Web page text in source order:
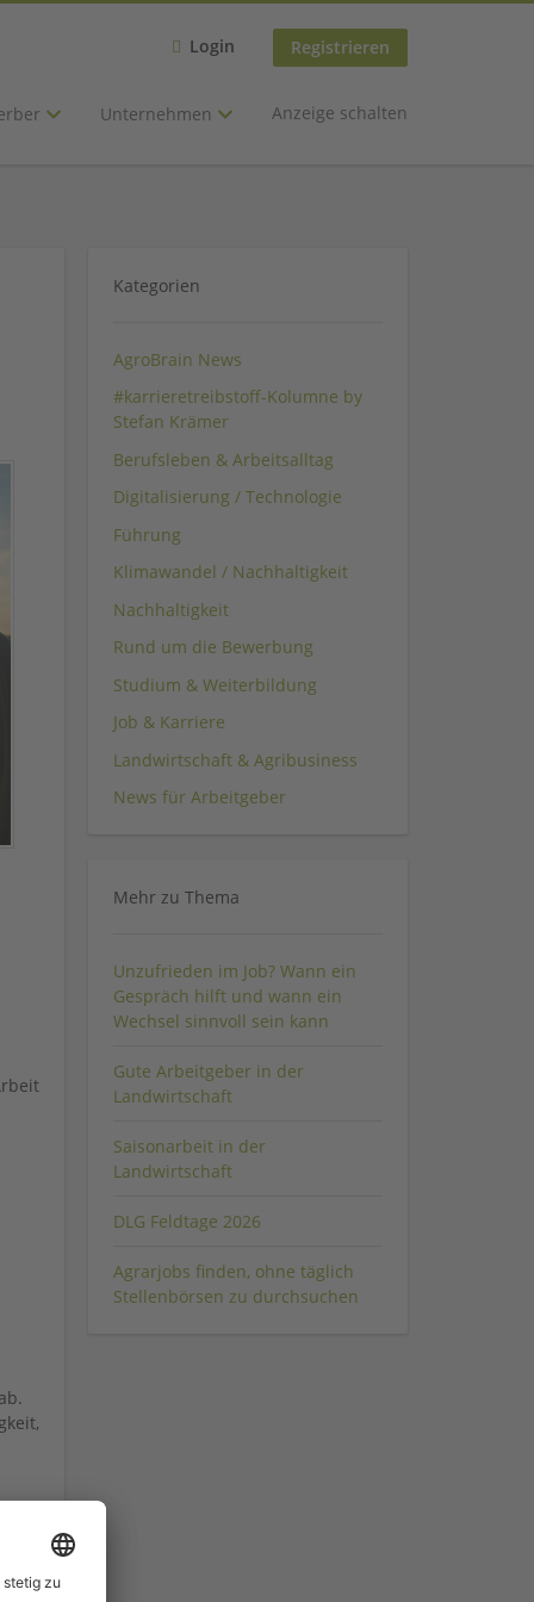
Login Registrieren
Unternehmen Anzeige schalten
Kategorien
AgroBrain News
#karrieretreibstoff-Kolumne by
Stefan Krämer
Berufsleben & Arbeitsalltag
Digitalisierung / Technologie
Führung
Klimawandel / Nachhaltigkeit
Nachhaltigkeit
Rund um die Bewerbung
Studium & Weiterbildung
Job & Karriere
Landwirtschaft & Agribusiness
News für Arbeitgeber
Mehr zu Thema
Unzufrieden im Job? Wann ein
Gespräch hilft und wann ein
Wechsel sinnvoll sein kann
Gute Arbeitgeber in der
Landwirtschaft
Saisonarbeit in der
Landwirtschaft
DLG Feldtage 2026
Agrarjobs finden, ohne täglich
Stellenbörsen zu durchsuchen